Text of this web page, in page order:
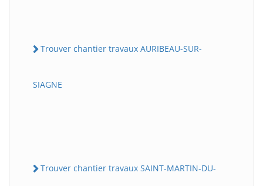
Trouver chantier travaux AURIBEAU-SUR-
SIAGNE
Trouver chantier travaux SAINT-MARTIN-DU-